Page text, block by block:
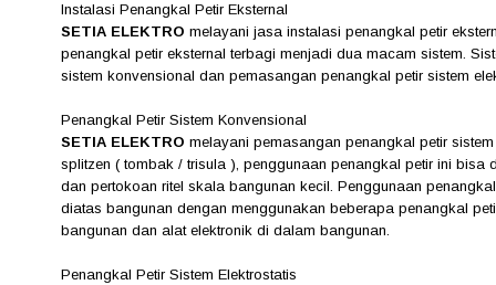
Instalasi Penangkal Petir Eksternal
SETIA ELEKTRO melayani jasa instalasi penangkal petir
penangkal petir eksternal terbagi menjadi dua macam sistem.
sistem konvensional dan pemasangan penangkal petir sistem
Penangkal Petir Sistem Konvensional
SETIA ELEKTRO melayani pemasangan penangkal petir
splitzen ( tombak / trisula ), penggunaan penangkal petir ini
dan pertokoan ritel skala bangunan kecil. Penggunaan
diatas bangunan dengan menggunakan beberapa penangkal
bangunan dan alat elektronik di dalam bangunan.
Penangkal Petir Sistem Elektrostatis